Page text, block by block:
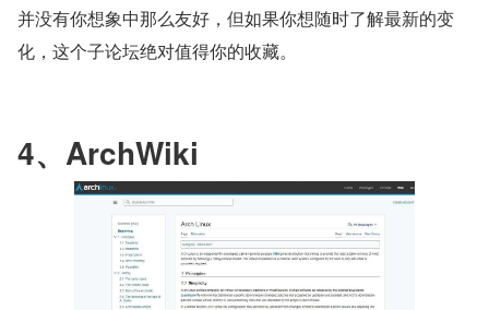
并没有你想象中那么友好，但如果你想随时了解最新的变
化，这个子论坛绝对值得你的收藏。
4、ArchWiki